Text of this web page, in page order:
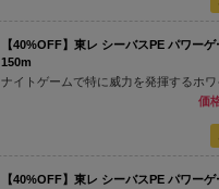
【40%OFF】東レ シーバスPE パワーゲ
150m
ナイトゲームで特に威力を発揮するホワ
価
【40%OFF】東レ シーバスPE パワー